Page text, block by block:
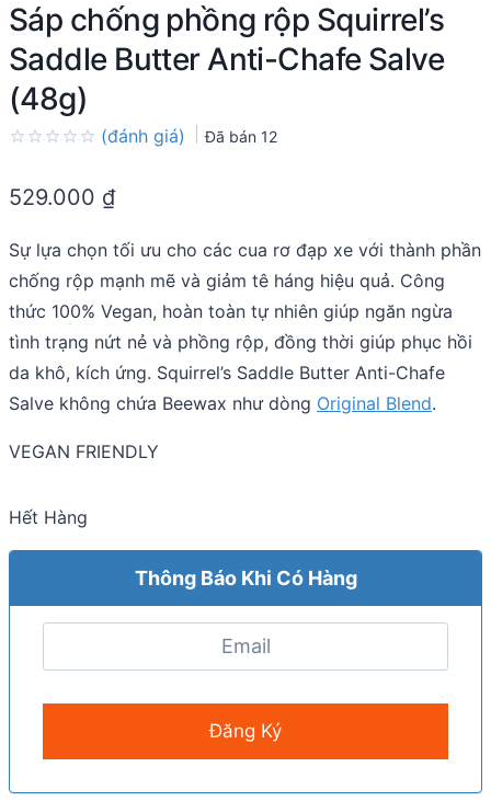
Sáp chống phồng rộp Squirrel’s
Saddle Butter Anti-Chafe Salve
(48g)
out
(đánh giá) Đã bán 12
529.000 ₫
Sự lựa chọn tối ưu cho các cua rơ đạp xe với thành phần
chống rộp mạnh mẽ và giảm tê háng hiệu quả. Công
thức 100% Vegan, hoàn toàn tự nhiên giúp ngăn ngừa
tình trạng nứt nẻ và phồng rộp, đồng thời giúp phục hồi
da khô, kích ứng. Squirrel’s Saddle Butter Anti-Chafe
Salve không chứa Beewax như dòng Original Blend.
VEGAN FRIENDLY
Hết Hàng
Thông Báo Khi Có Hàng